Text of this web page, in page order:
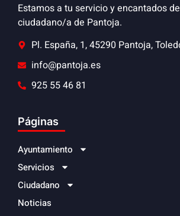
Estamos a tu servicio y encantados
ciudadano/a de Pantoja.
Pl. España, 1, 45290 Pantoja,
info@pantoja.es
925 55 46 81
Páginas
Ayuntamiento
Servicios
Ciudadano
Noticias